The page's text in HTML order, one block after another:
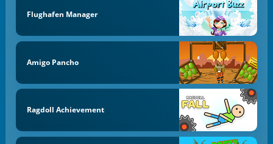
Flughafen Manager
Amigo Pancho
Ragdoll Achievement